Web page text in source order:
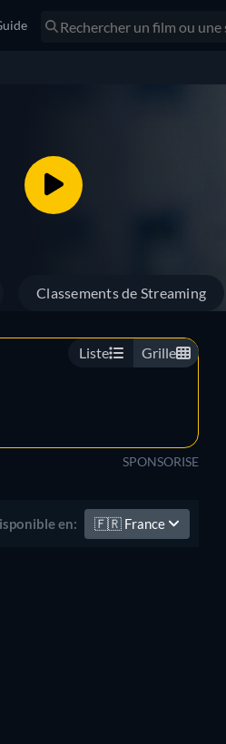
Classements de Streaming
Liste Grille
SPONSORISE
en: 🇫🇷 France